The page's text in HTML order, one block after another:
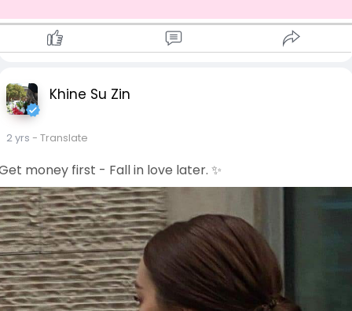
Khine Su Zin
2 yrs - Translate
money first - Fall in love later. ✨